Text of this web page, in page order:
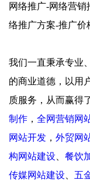
网络推广-网络营销
络推广方案-推广价
我们一直秉承专业
的商业道德，以用
质服务，从而赢得
制作 ， 全网营销网
网站开发 ， 外贸网
构网站建设
餐饮
传媒网站建设
五